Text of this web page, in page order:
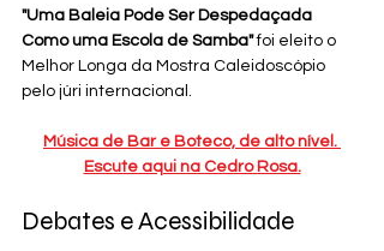
"Uma Baleia Pode Ser Despedaçada
Como uma Escola de Samba" foi eleito o
Melhor Longa da Mostra Caleidoscópio
pelo júri internacional.
Música de Bar e Boteco, de alto nível.
Escute aqui na Cedro Rosa.
Debates e Acessibilidade